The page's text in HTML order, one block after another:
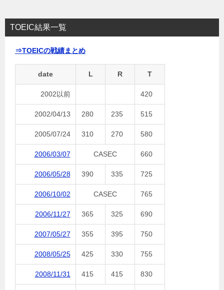
TOEIC結果一覧
⇒TOEICの戦績まとめ
date L R T
2002以前 420
2002/04/13 280 235 515
2005/07/24 310 270 580
2006/03/07 CASEC 660
2006/05/28 390 335 725
2006/10/02 CASEC 765
2006/11/27 365 325 690
2007/05/27 355 395 750
2008/05/25 425 330 755
2008/11/31 415 415 830